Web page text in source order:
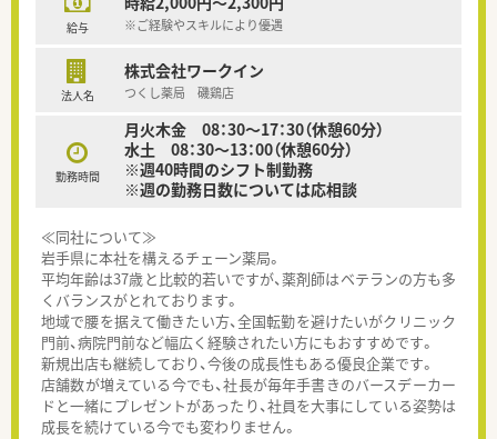
給与 ※ご経験やスキルにより優遇
法人名
株式会社ワークイン
つくし薬局 磯鶏店
勤務時間
月火木金 08：30～17：30（休憩60分）
水土 08：30～13：00（休憩60分）
※週40時間のシフト制勤務
※週の勤務日数については応相談
≪同社について≫
岩手県に本社を構えるチェーン薬局。
平均年齢は37歳と比較的若いですが、薬剤師はベテランの方も多
くバランスがとれております。
地域で腰を据えて働きたい方、全国転勤を避けたいがクリニック
門前、病院門前など幅広く経験されたい方にもおすすめです。
新規出店も継続しており、今後の成長性もある優良企業です。
店舗数が増えている今でも、社長が毎年手書きのバースデーカー
ドと一緒にプレゼントがあったり、社員を大事にしている姿勢は
成長を続けている今でも変わりません。